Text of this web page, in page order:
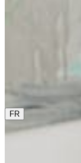
La langue
langue dans ce
FR